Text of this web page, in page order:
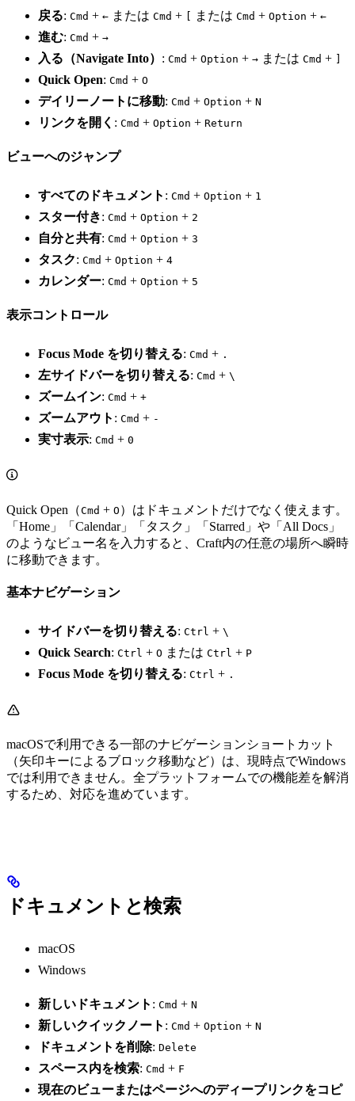
戻る: Cmd + ← または Cmd + [ または Cmd + Option + ←
進む: Cmd + →
入る（Navigate Into） : Cmd + Option + → または Cmd + ]
Quick Open: Cmd + O
デイリーノートに移動: Cmd + Option + N
リンクを開く : Cmd + Option + Return
ビューへのジャンプ
すべてのドキュメント : Cmd + Option + 1
スター付き: Cmd + Option + 2
自分と共有: Cmd + Option + 3
タスク: Cmd + Option + 4
カレンダー: Cmd + Option + 5
表示コントロール
Focus Mode を切り替える: Cmd + .
左サイドバーを切り替える: Cmd + \
ズームイン: Cmd + +
ズームアウト : Cmd + -
実寸表示: Cmd + 0
Quick Open（Cmd + O ）はドキュメントだけでなく使えます。
「Home」「Calendar」「タスク」「Starred」や「All Docs」
のようなビュー名を入力すると、Craft内の任意の場所へ瞬時
に移動できます。
基本ナビゲーション
サイドバーを切り替える: Ctrl + \
Quick Search: Ctrl + O または Ctrl + P
Focus Mode を切り替える: Ctrl + .
macOSで利用できる一部のナビゲーションショートカット
（矢印キーによるブロック移動など）は、現時点でWindows
では利用できません。全プラットフォームでの機能差を解消
するため、対応を進めています。
ドキュメントと検索
macOS
Windows
新しいドキュメント : Cmd + N
新しいクイックノート : Cmd + Option + N
ドキュメントを削除: Delete
スペース内を検索: Cmd + F
現在のビューまたはページへのディープリンクをコピ